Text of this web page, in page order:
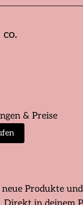
& Preise
Produkte und